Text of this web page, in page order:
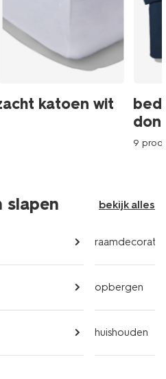
katoen wit
9
slapen bekijk alles
raamdecoratie
opbergen
huishouden